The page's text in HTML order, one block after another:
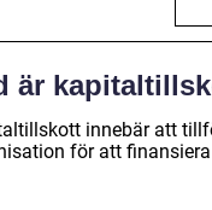
är
innebär att
för att